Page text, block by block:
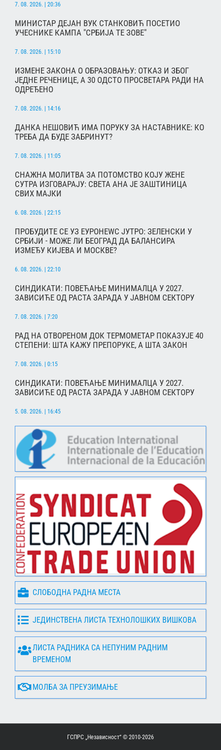
7. 08. 2026. | 20:36
МИНИСТАР ДЕЈАН ВУК СТАНКОВИЋ ПОСЕТИО
УЧЕСНИКЕ КАМПА "СРБИЈА ТЕ ЗОВЕ"
7. 08. 2026. | 15:10
ИЗМЕНЕ ЗАКОНА О ОБРАЗОВАЊУ: ОТКАЗ И ЗБОГ
ЈЕДНЕ РЕЧЕНИЦЕ, А 30 ОДСТО ПРОСВЕТАРА РАДИ НА
ОДРЕЂЕНО
7. 08. 2026. | 14:16
ДАНКА НЕШОВИЋ ИМА ПОРУКУ ЗА НАСТАВНИКЕ: КО
ТРЕБА ДА БУДЕ ЗАБРИНУТ?
7. 08. 2026. | 11:05
СНАЖНА МОЛИТВА ЗА ПОТОМСТВО КОЈУ ЖЕНЕ
СУТРА ИЗГОВАРАЈУ: СВЕТА АНА ЈЕ ЗАШТИНИЦА
СВИХ МАЈКИ
6. 08. 2026. | 22:15
ПРОБУДИТЕ СЕ УЗ ЕУРОНЕWС ЈУТРО: ЗЕЛЕНСКИ У
СРБИЈИ - МОЖЕ ЛИ БЕОГРАД ДА БАЛАНСИРА
ИЗМЕЂУ КИЈЕВА И МОСКВЕ?
6. 08. 2026. | 22:10
СИНДИКАТИ: ПОВЕЋАЊЕ МИНИМАЛЦА У 2027.
ЗАВИСИЋЕ ОД РАСТА ЗАРАДА У ЈАВНОМ СЕКТОРУ
7. 08. 2026. | 7:20
РАД НА ОТВОРЕНОМ ДОК ТЕРМОМЕТАР ПОКАЗУЈЕ 40
СТЕПЕНИ: ШТА КАЖУ ПРЕПОРУКЕ, А ШТА ЗАКОН
7. 08. 2026. | 0:15
СИНДИКАТИ: ПОВЕЋАЊЕ МИНИМАЛЦА У 2027.
ЗАВИСИЋЕ ОД РАСТА ЗАРАДА У ЈАВНОМ СЕКТОРУ
5. 08. 2026. | 16:45
СЛОБОДНА РАДНА МЕСТА
ЈЕДИНСТВЕНА ЛИСТА ТЕХНОЛОШКИХ ВИШКОВА
ЛИСТА РАДНИКА СА НЕПУНИМ РАДНИМ
ВРЕМЕНОМ
МОЛБА ЗА ПРЕУЗИМАЊЕ
ГСПРС „Независност“ © 2010-2026